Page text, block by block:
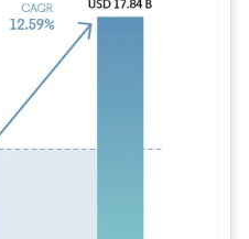
Imagem © Mordor Intelligence. O reuso